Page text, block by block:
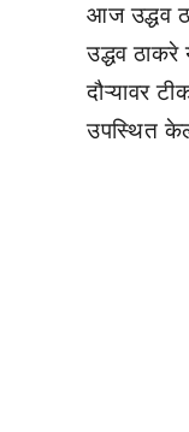
आज उद्धव
उद्धव ठाकरे
दौऱ्यावर
उपस्थित